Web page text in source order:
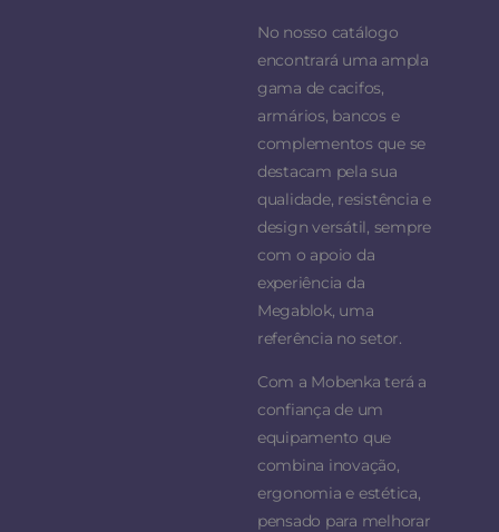
No nosso catálogo
encontrará uma ampla
gama de cacifos,
armários, bancos e
complementos que se
destacam pela sua
qualidade, resistência e
design versátil, sempre
com o apoio da
experiência da
Megablok, uma
referência no setor.
Com a Mobenka terá a
confiança de um
equipamento que
combina inovação,
ergonomia e estética,
pensado para melhorar